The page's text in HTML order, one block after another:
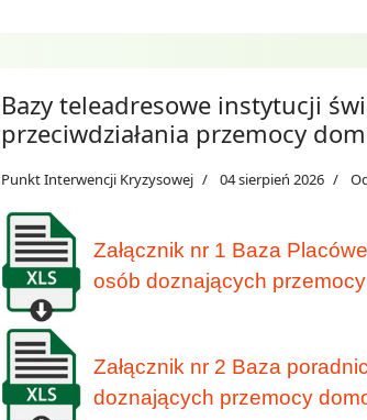
Bazy teleadresowe instytucji
przeciwdziałania przemocy
Punkt Interwencji Kryzysowej 04 sierpień 2026
Załącznik nr 1 Baza
osób doznających
Załącznik nr 2 Baza
doznających przemocy